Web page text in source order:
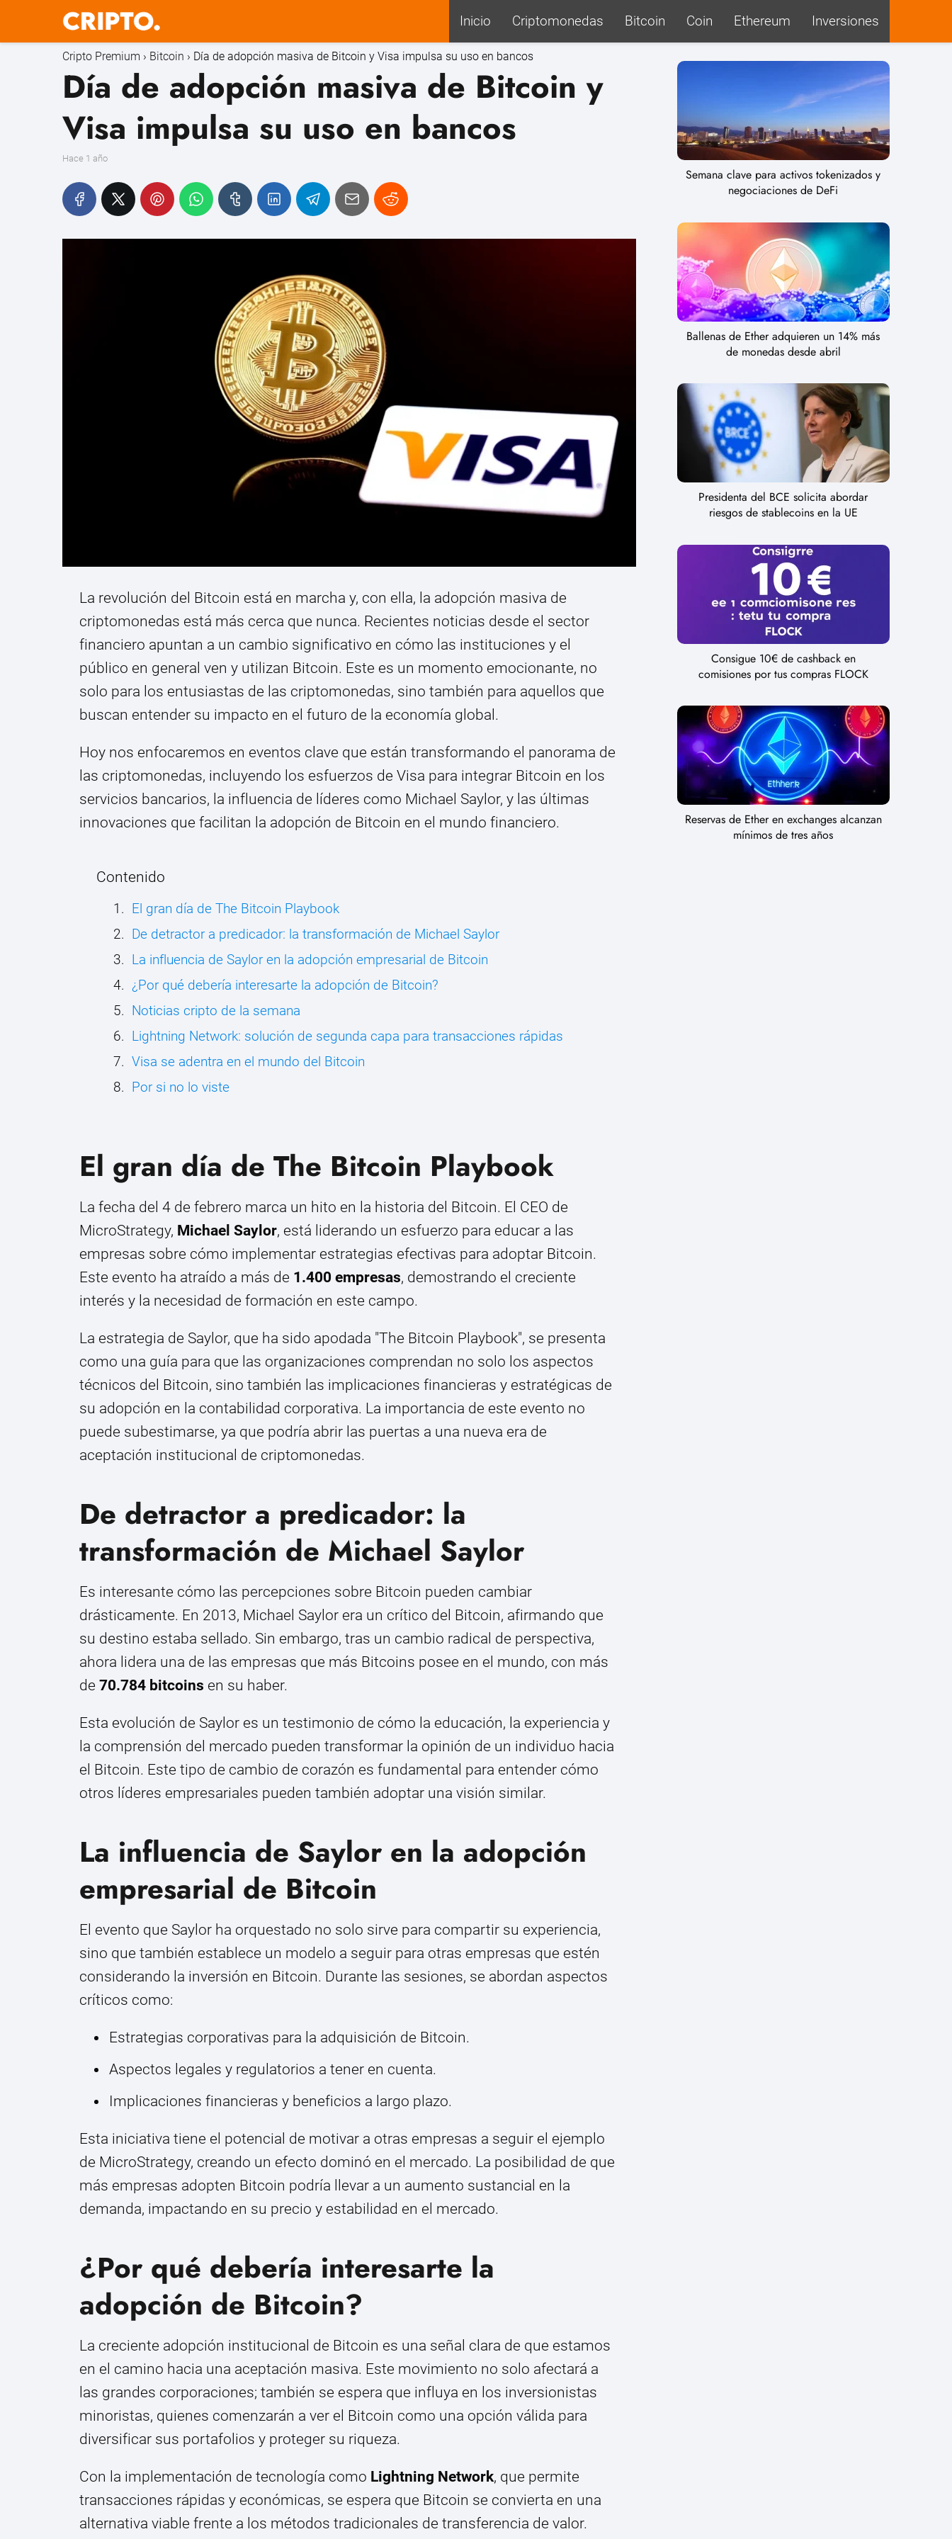
Inicio Criptomonedas Bitcoin Coin Ethereum Inversiones
Cripto Premium Bitcoin Día de adopción masiva de Bitcoin y Visa impulsa su uso en bancos
Día de adopción masiva de Bitcoin y
Visa impulsa su uso en bancos
hace 1 año
La revolución del Bitcoin está en marcha y, con ella, la adopción masiva de
criptomonedas está más cerca que nunca. Recientes noticias desde el sector
financiero apuntan a un cambio significativo en cómo las instituciones y el
público en general ven y utilizan Bitcoin. Este es un momento emocionante, no
solo para los entusiastas de las criptomonedas, sino también para aquellos que
buscan entender su impacto en el futuro de la economía global.
Hoy nos enfocaremos en eventos clave que están transformando el panorama de
las criptomonedas, incluyendo los esfuerzos de Visa para integrar Bitcoin en los
servicios bancarios, la influencia de líderes como Michael Saylor, y las últimas
innovaciones que facilitan la adopción de Bitcoin en el mundo financiero.
Contenido
El gran día de The Bitcoin Playbook
De detractor a predicador: la transformación de Michael Saylor
La influencia de Saylor en la adopción empresarial de Bitcoin
¿Por qué debería interesarte la adopción de Bitcoin?
Noticias cripto de la semana
Lightning Network: solución de segunda capa para transacciones rápidas
Visa se adentra en el mundo del Bitcoin
Por si no lo viste
El gran día de The Bitcoin Playbook
La fecha del 4 de febrero marca un hito en la historia del Bitcoin. El CEO de
MicroStrategy, Michael Saylor, está liderando un esfuerzo para educar a las
empresas sobre cómo implementar estrategias efectivas para adoptar Bitcoin.
Este evento ha atraído a más de 1.400 empresas, demostrando el creciente
interés y la necesidad de formación en este campo.
La estrategia de Saylor, que ha sido apodada "The Bitcoin Playbook", se presenta
como una guía para que las organizaciones comprendan no solo los aspectos
técnicos del Bitcoin, sino también las implicaciones financieras y estratégicas de
su adopción en la contabilidad corporativa. La importancia de este evento no
puede subestimarse, ya que podría abrir las puertas a una nueva era de
aceptación institucional de criptomonedas.
De detractor a predicador: la
transformación de Michael Saylor
Es interesante cómo las percepciones sobre Bitcoin pueden cambiar
drásticamente. En 2013, Michael Saylor era un crítico del Bitcoin, afirmando que
su destino estaba sellado. Sin embargo, tras un cambio radical de perspectiva,
ahora lidera una de las empresas que más Bitcoins posee en el mundo, con más
de 70.784 bitcoins en su haber.
Esta evolución de Saylor es un testimonio de cómo la educación, la experiencia y
la comprensión del mercado pueden transformar la opinión de un individuo hacia
el Bitcoin. Este tipo de cambio de corazón es fundamental para entender cómo
otros líderes empresariales pueden también adoptar una visión similar.
La influencia de Saylor en la adopción
empresarial de Bitcoin
El evento que Saylor ha orquestado no solo sirve para compartir su experiencia,
sino que también establece un modelo a seguir para otras empresas que estén
considerando la inversión en Bitcoin. Durante las sesiones, se abordan aspectos
críticos como:
Estrategias corporativas para la adquisición de Bitcoin.
Aspectos legales y regulatorios a tener en cuenta.
Implicaciones financieras y beneficios a largo plazo.
Esta iniciativa tiene el potencial de motivar a otras empresas a seguir el ejemplo
de MicroStrategy, creando un efecto dominó en el mercado. La posibilidad de que
más empresas adopten Bitcoin podría llevar a un aumento sustancial en la
demanda, impactando en su precio y estabilidad en el mercado.
¿Por qué debería interesarte la
adopción de Bitcoin?
La creciente adopción institucional de Bitcoin es una señal clara de que estamos
en el camino hacia una aceptación masiva. Este movimiento no solo afectará a
las grandes corporaciones; también se espera que influya en los inversionistas
minoristas, quienes comenzarán a ver el Bitcoin como una opción válida para
diversificar sus portafolios y proteger su riqueza.
Con la implementación de tecnología como Lightning Network, que permite
transacciones rápidas y económicas, se espera que Bitcoin se convierta en una
alternativa viable frente a los métodos tradicionales de transferencia de valor.
Semana clave para activos tokenizados y
negociaciones de DeFi
Ballenas de Ether adquieren un 14% más
de monedas desde abril
Presidenta del BCE solicita abordar
riesgos de stablecoins en la UE
Consigue 10€ de cashback en
comisiones por tus compras FLOCK
Reservas de Ether en exchanges alcanzan
mínimos de tres años